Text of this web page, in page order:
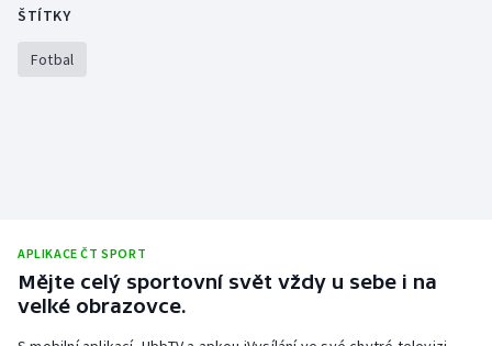
Parasport
Plavání
Rychlostní kanoistika
ŠTÍTKY
Fotbal
APLIKACE ČT SPORT
Mějte celý sportovní svět vždy u sebe i na
velké obrazovce.